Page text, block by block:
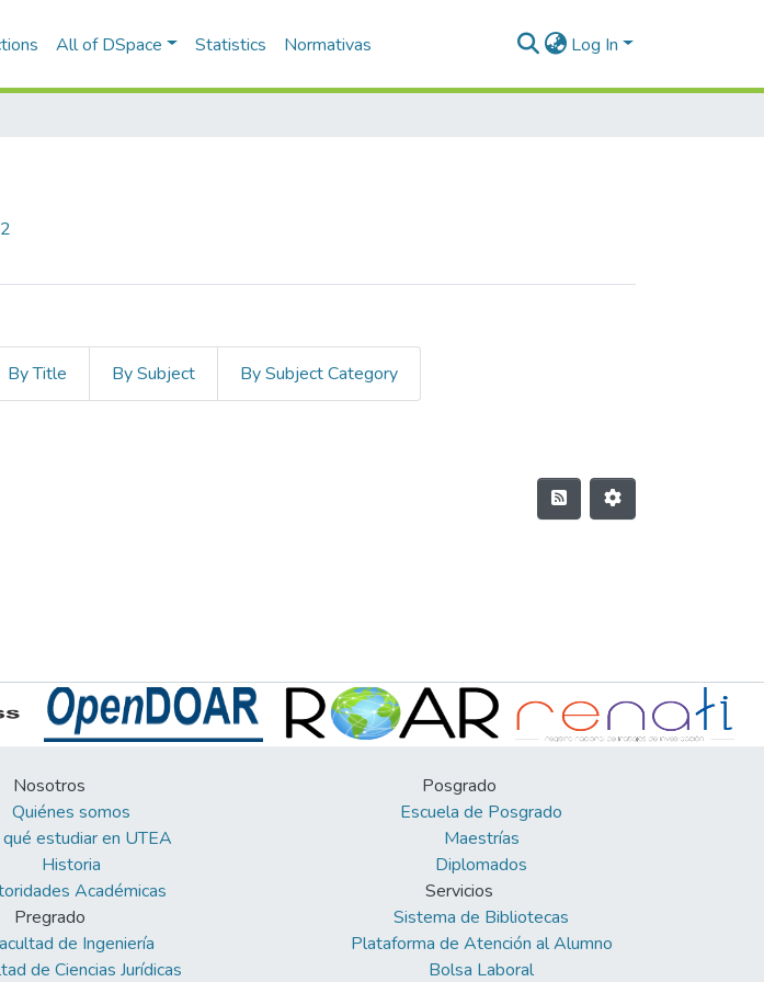
All of DSpace Statistics Normativas Log In
By Title By Subject By Subject Category
Nosotros
Quiénes somos
estudiar en UTEA
Historia
Académicas
Pregrado
de Ingeniería
de Ciencias Jurídicas
Posgrado
Escuela de Posgrado
Maestrías
Diplomados
Servicios
Sistema de Bibliotecas
Plataforma de Atención al Alumno
Bolsa Laboral